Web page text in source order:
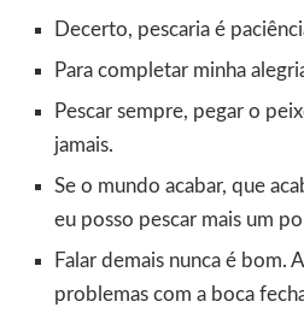
Decerto, pescaria é
Para completar minha
Pescar sempre, pegar o
jamais.
Se o mundo acabar, que
eu posso pescar mais um
Falar demais nunca é bom.
problemas com a boca